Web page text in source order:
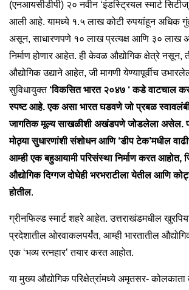
(एनआयसीडीपी) २० नवीन ‘इंडस्ट्रियल स्मार्ट
आली आहे. यामध्ये १.५ लाख कोटी रुपयांहून अधिक
असून, साधारणपणे १० लाख प्रत्यक्ष आणि ३० लाख
निर्माण होणार आहेत. ही केवळ औद्योगिक क्षेत्रे नसून,
औद्योगिक उद्याने आहेत, जी मागणी येण्यापूर्वीच
सुविधायुक्त ‘विकसित भारत २०४७ ‘ कडे वाटचाल
स्पष्ट आहे. एक असा भारत घडवणे जो प्रबळ
जागतिक मूल्य साखळीशी अखंडपणे जोडलेला असेल.
मोठ्या सुधारणांशी संशोधन आणि ‘डीप टेक’मधील
आम्ही एक बहुआयामी परिसंस्था निर्माण करत आहोत,
औद्योगिक दिग्गज दोघेही भरभराटीला येतील आणि
होतील.
ग्रीनफिल्ड स्मार्ट शहरे आहेत. उत्तराखंडमधील
प्रदेशातील ओरवाकलपर्यंत, आम्ही भारतातील
एक ‘भव्य रत्नहार’ तयार करत आहोत.
या मुख्य औद्योगिक परिक्षेत्रांमध्ये अमृतसर- कोलकाता